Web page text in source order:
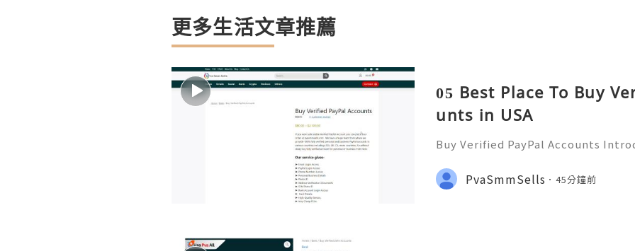
更多生活文章推薦
05 Best Place To Buy
unts in USA
Buy Verified PayPal Accounts
g convenience and security for
u're shopping, selling,
PvaSmmSells 45分鐘前